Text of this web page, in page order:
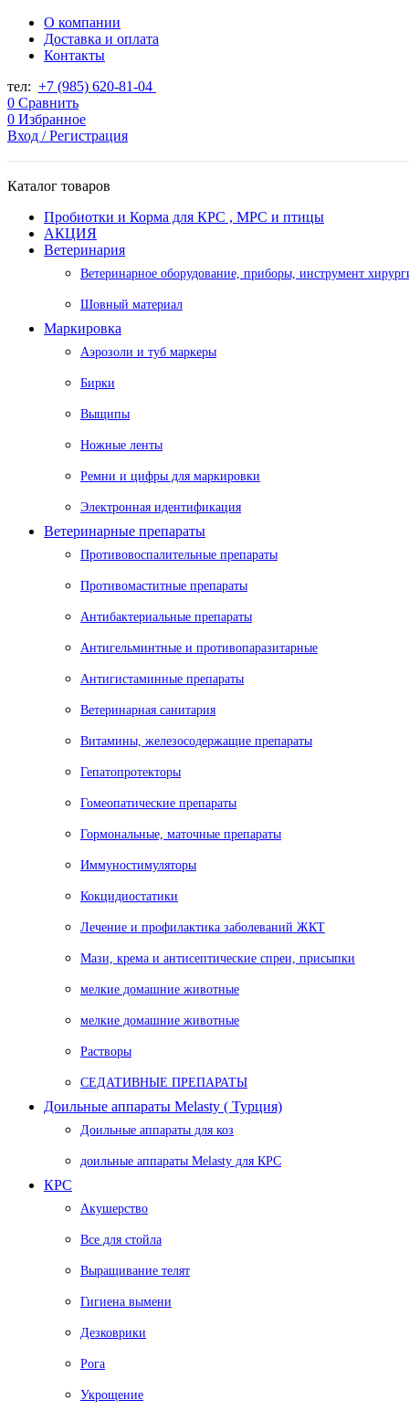
О компании
Доставка и оплата
Контакты
тел: +7 (985) 620-81-04
0 Сравнить
0 Избранное
Вход / Регистрация
Каталог товаров
Пробиотки и Корма для КРС , МРС и птицы
АКЦИЯ
Ветеринария
Ветеринарное оборудование, приборы, инструмент
Шовный материал
Маркировка
Аэрозоли и туб маркеры
Бирки
Выщипы
Ножные ленты
Ремни и цифры для маркировки
Электронная идентификация
Ветеринарные препараты
Противовоспалительные препараты
Противомаститные препараты
Антибактериальные препараты
Антигельминтные и противопаразитарные
Антигистаминные препараты
Ветеринарная санитария
Витамины, железосодержащие препараты
Гепатопротекторы
Гомеопатические препараты
Гормональные, маточные препараты
Иммуностимуляторы
Кокцидиостатики
Лечение и профилактика заболеваний ЖКТ
Мази, крема и антисептические спреи, присыпки
мелкие домашние животные
мелкие домашние животные
Растворы
СЕДАТИВНЫЕ ПРЕПАРАТЫ
Доильные аппараты Melasty ( Турция)
Доильные аппараты для коз
доильные аппараты Melasty для КРС
КРС
Акушерство
Все для стойла
Выращивание телят
Гигиена вымени
Дезковрики
Рога
Укрощение